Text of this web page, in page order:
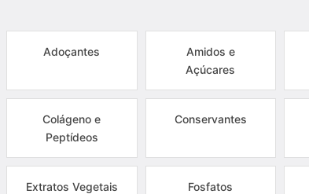
Adoçantes
Amidos e
Açúcares
Colágeno e
Peptídeos
Conservantes
Extratos Vegetais Fosfatos